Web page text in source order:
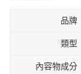
品牌
類型
內容物成分